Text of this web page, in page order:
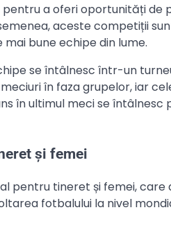
a oferi oportunități
aceste competiții
bune echipe din lume.
se întâlnesc într-un
în faza grupelor, iar
în ultimul meci se
și femei
pentru tineret și femei,
fotbalului la nivel